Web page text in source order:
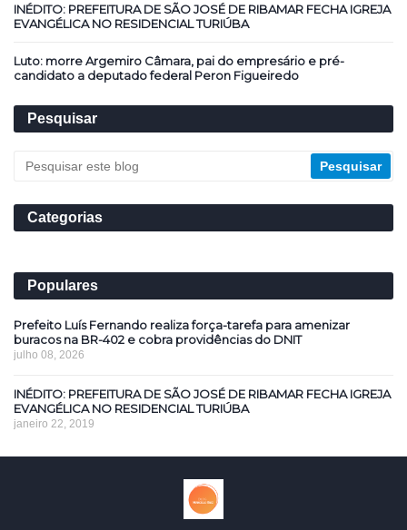
INÉDITO: PREFEITURA DE SÃO JOSÉ DE RIBAMAR FECHA IGREJA
EVANGÉLICA NO RESIDENCIAL TURIÚBA
Luto: morre Argemiro Câmara, pai do empresário e pré-
candidato a deputado federal Peron Figueiredo
Pesquisar
Categorias
Populares
Prefeito Luís Fernando realiza força-tarefa para amenizar
buracos na BR-402 e cobra providências do DNIT
julho 08, 2026
INÉDITO: PREFEITURA DE SÃO JOSÉ DE RIBAMAR FECHA IGREJA
EVANGÉLICA NO RESIDENCIAL TURIÚBA
janeiro 22, 2019